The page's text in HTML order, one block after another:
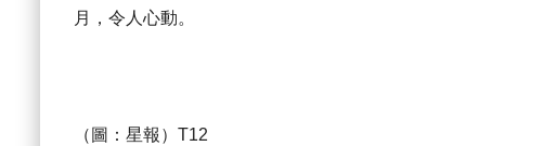
月，令人心動。
（圖：星報）T12